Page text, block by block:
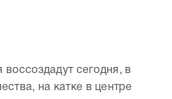
воссоздадут сегодня, в
на катке в центре